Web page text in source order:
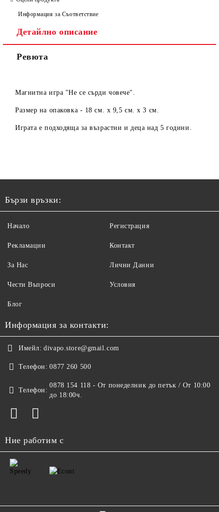
Информация за Съответствие
Детайлно описание
Ревюта
Магнитна игра "Не се сърди човече".
Размер на опаковка - 18 см. х 9,5 см. х 3 см.
Играта е подходяща за възрастни и деца над 5 години.
Бързи връзки:
Начало
Рекламации
За Нас
Чести Въпроси
Регистрация
Контакт
Лични Данни
Условия
Блог
Информация за контакти:
Имейл: divapo.store@gmail.com
Телефон: 0877 260 500
Телефон:
0878 154 118 - От понеделник до петък / От 10:00
до 18:00ч.
Ние работим с